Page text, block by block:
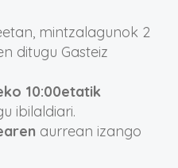
mintzalagunok 2
ditugu Gasteiz
10:00etatik
ibilaldiari.
aurrean izango